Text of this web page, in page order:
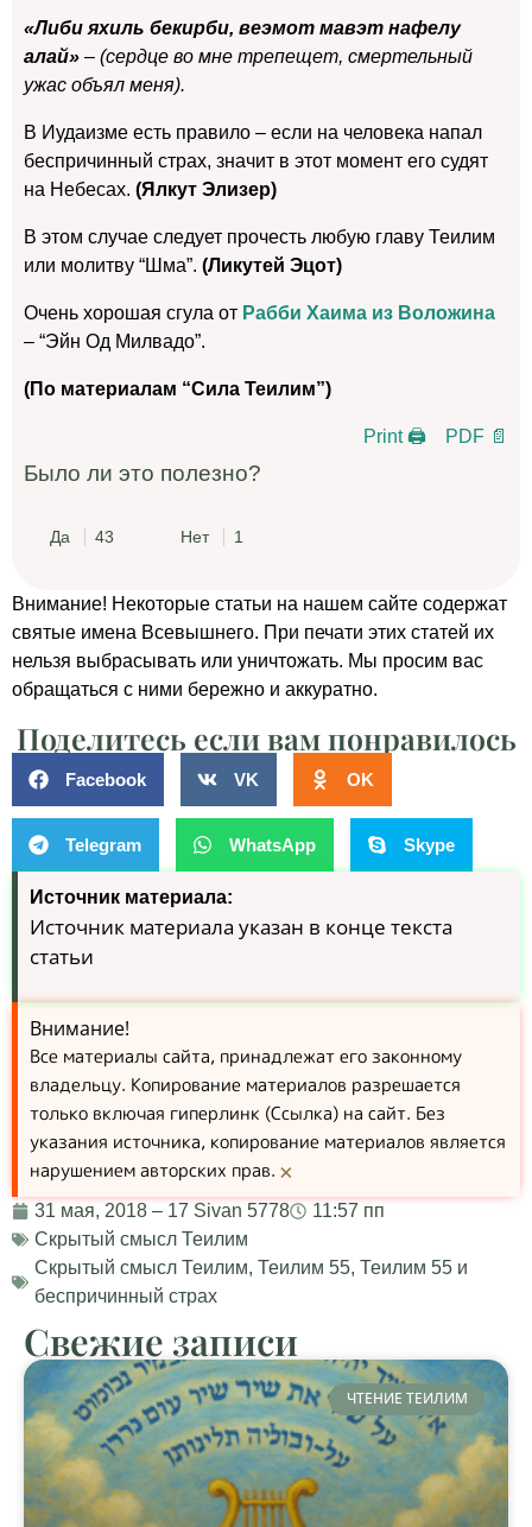
«Либи яхиль бекирби, веэмот мавэт нафелу
алай» – (сердце во мне трепещет, смертельный
ужас объял меня).
В Иудаизме есть правило – если на человека напал
беспричинный страх, значит в этот момент его судят
на Небесах. (Ялкут Элизер)
В этом случае следует прочесть любую главу Теилим
или молитву “Шма”. (Ликутей Эцот)
Очень хорошая сгула от Рабби Хаима из Воложина
– “Эйн Од Милвадо”.
(По материалам “Сила Теилим”)
Print 🖨 PDF 📄
Было ли это полезно?
Да 43 Нет 1
Внимание! Некоторые статьи на нашем сайте содержат
святые имена Всевышнего. При печати этих статей их
нельзя выбрасывать или уничтожать. Мы просим вас
обращаться с ними бережно и аккуратно.
Поделитесь если вам понравилось
Facebook VK OK
Telegram WhatsApp Skype
Источник материала:
Источник материала указан в конце текста
статьи
Внимание!
Все материалы сайта, принадлежат его законному
владельцу. Копирование материалов разрешается
только включая гиперлинк (Ссылка) на сайт. Без
указания источника, копирование материалов является
нарушением авторских прав. ×
31 мая, 2018 – 17 Sivan 5778
11:57 пп
Скрытый смысл Теилим
Скрытый смысл Теилим, Теилим 55, Теилим 55 и
беспричинный страх
Свежие записи
ЧТЕНИЕ ТЕИЛИМ